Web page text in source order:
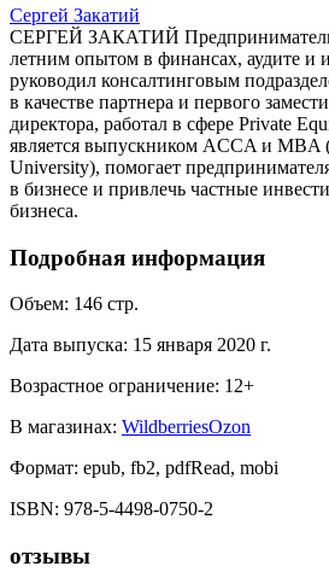
Сергей Закатий
СЕРГЕЙ ЗАКАТИЙ Предприниматель
летним опытом в финансах, аудите и
руководил консалтинговым
в качестве партнера и первого
директора, работал в сфере Private
является выпускником ACCA и MBA
University), помогает
в бизнесе и привлечь частные
бизнеса.
Подробная информация
Объем: 146 стр.
Дата выпуска: 15 января 2020 г.
Возрастное ограничение: 12+
В магазинах: WildberriesOzon
Формат: epub, fb2, pdfRead, mobi
ISBN: 978-5-4498-0750-2
отзывы